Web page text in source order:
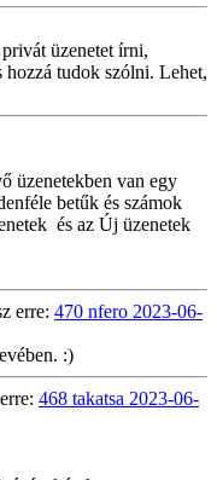
üzenetet írni,
tudok szólni. Lehet,
üzenetekben van egy
betűk és számok
és az Új üzenetek
erre: 470 nfero 2023-06-
:)
468 takatsa 2023-06-